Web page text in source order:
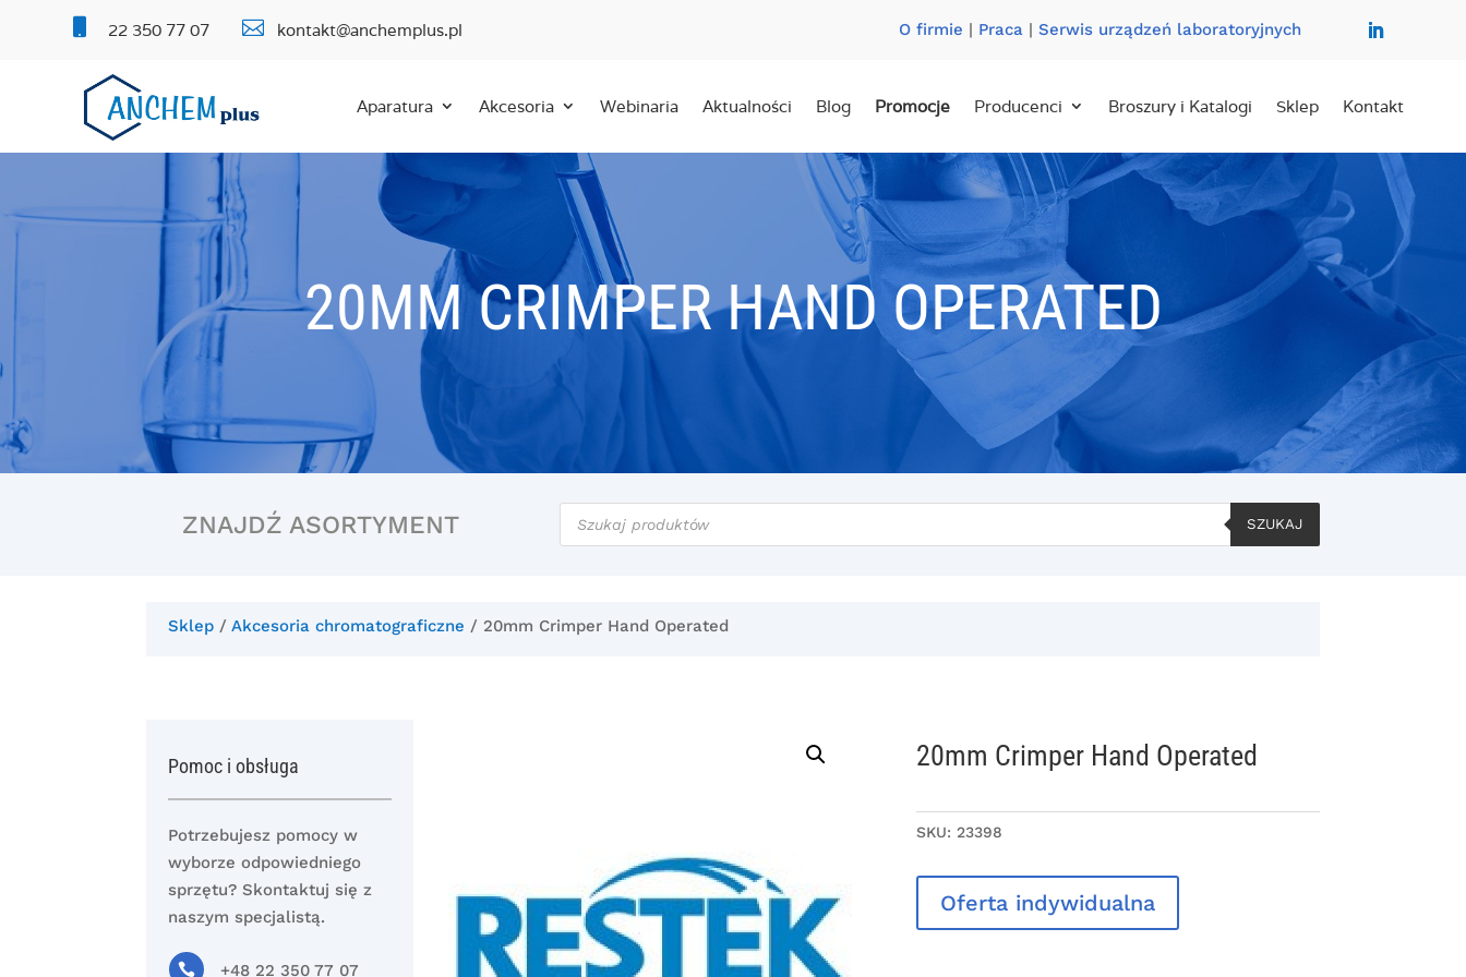
22 350 77 07  kontakt@anchemplus.pl O firmie | Praca| Serwis urządzeń laboratoryjnych
Aparatura Akcesoria Webinaria Aktualności Blog Promocje Producenci Broszury i Katalogi Sklep Kontakt
20MM CRIMPER HAND OPERATED
ZNAJDŹ ASORTYMENT
Wyszukiwarka
produktów
SZUKAJ
Sklep /Akcesoria chromatograficzne / 20mm Crimper Hand Operated
Pomoc i obsługa
Potrzebujesz pomocy w
wyborze odpowiedniego
sprzętu? Skontaktuj się z
naszym specjalistą.
 +48 22 350 77 07
20mm Crimper Hand Operated
SKU: 23398
Oferta indywidualna